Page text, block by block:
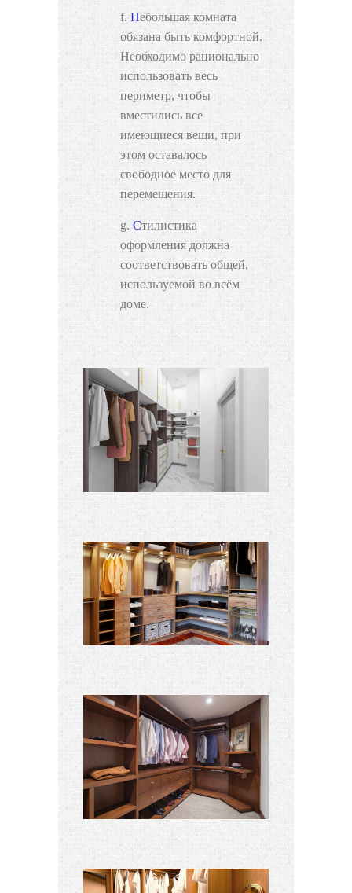
Небольшая комната
обязана быть комфортной.
Необходимо рационально
использовать весь
периметр, чтобы
вместились все
имеющиеся вещи, при
этом оставалось
свободное место для
перемещения.
Стилистика
оформления должна
соответствовать общей,
используемой во всём
доме.